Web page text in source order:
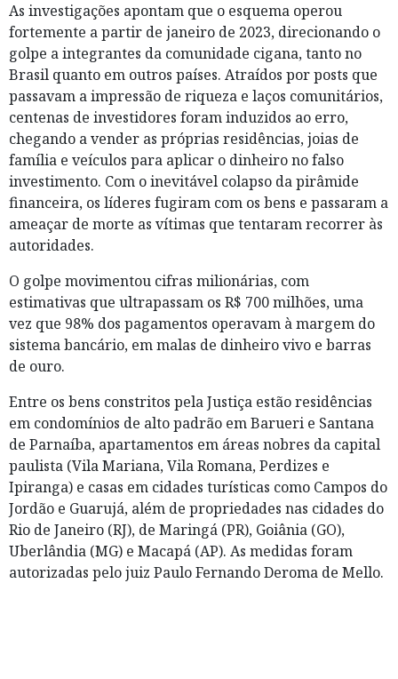
As investigações apontam que o esquema operou
fortemente a partir de janeiro de 2023, direcionando o
golpe a integrantes da comunidade cigana, tanto no
Brasil quanto em outros países. Atraídos por posts que
passavam a impressão de riqueza e laços comunitários,
centenas de investidores foram induzidos ao erro,
chegando a vender as próprias residências, joias de
família e veículos para aplicar o dinheiro no falso
investimento. Com o inevitável colapso da pirâmide
financeira, os líderes fugiram com os bens e passaram a
ameaçar de morte as vítimas que tentaram recorrer às
autoridades.
O golpe movimentou cifras milionárias, com
estimativas que ultrapassam os R$ 700 milhões, uma
vez que 98% dos pagamentos operavam à margem do
sistema bancário, em malas de dinheiro vivo e barras
de ouro.
Entre os bens constritos pela Justiça estão residências
em condomínios de alto padrão em Barueri e Santana
de Parnaíba, apartamentos em áreas nobres da capital
paulista (Vila Mariana, Vila Romana, Perdizes e
Ipiranga) e casas em cidades turísticas como Campos do
Jordão e Guarujá, além de propriedades nas cidades do
Rio de Janeiro (RJ), de Maringá (PR), Goiânia (GO),
Uberlândia (MG) e Macapá (AP). As medidas foram
autorizadas pelo juiz Paulo Fernando Deroma de Mello.